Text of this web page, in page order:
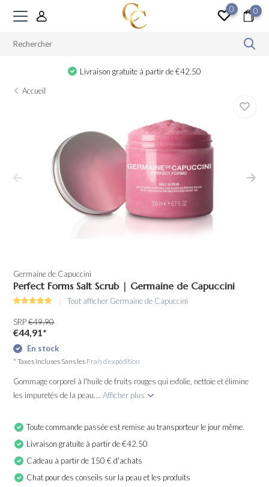
0 0
Livraison gratuite à partir de €42.50
Accueil
Germaine de Capuccini
Perfect Forms Salt Scrub | Germaine de Capuccini
Tout afficher Germaine de Capuccini
SRP€49,90
€44,91*
En stock
* Taxes incluses Sans les Frais d'expédition
Gommage corporel à l'huile de fruits rouges qui exfolie, nettoie et élimine
les impuretés de la peau....Afficher plus
Toute commande passée est remise au transporteur le jour même.
Livraison gratuite à partir de €42.50
Cadeau à partir de 150 € d'achats
Chat pour des conseils sur la peau et les produits